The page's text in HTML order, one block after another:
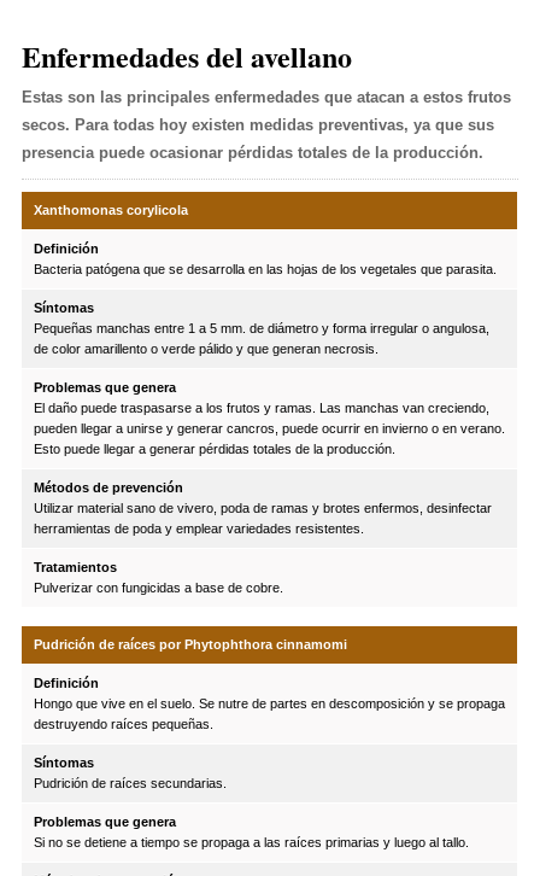
Enfermedades del avellano
Estas son las principales enfermedades que atacan a estos frutos
secos. Para todas hoy existen medidas preventivas, ya que sus
presencia puede ocasionar pérdidas totales de la producción.
Xanthomonas corylicola
Definición
Bacteria patógena que se desarrolla en las hojas de los vegetales que parasita.
Síntomas
Pequeñas manchas entre 1 a 5 mm. de diámetro y forma irregular o angulosa,
de color amarillento o verde pálido y que generan necrosis.
Problemas que genera
El daño puede traspasarse a los frutos y ramas. Las manchas van creciendo,
pueden llegar a unirse y generar cancros, puede ocurrir en invierno o en verano.
Esto puede llegar a generar pérdidas totales de la producción.
Métodos de prevención
Utilizar material sano de vivero, poda de ramas y brotes enfermos, desinfectar
herramientas de poda y emplear variedades resistentes.
Tratamientos
Pulverizar con fungicidas a base de cobre.
Pudrición de raíces por Phytophthora cinnamomi
Definición
Hongo que vive en el suelo. Se nutre de partes en descomposición y se propaga
destruyendo raíces pequeñas.
Síntomas
Pudrición de raíces secundarias.
Problemas que genera
Si no se detiene a tiempo se propaga a las raíces primarias y luego al tallo.